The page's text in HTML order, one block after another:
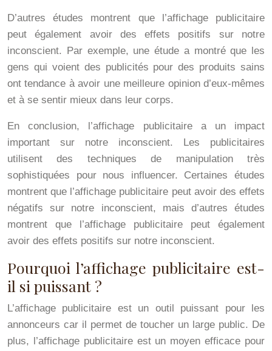
D’autres études montrent que l’affichage publicitaire
peut également avoir des effets positifs sur notre
inconscient. Par exemple, une étude a montré que les
gens qui voient des publicités pour des produits sains
ont tendance à avoir une meilleure opinion d’eux-mêmes
et à se sentir mieux dans leur corps.
En conclusion, l’affichage publicitaire a un impact
important sur notre inconscient. Les publicitaires
utilisent des techniques de manipulation très
sophistiquées pour nous influencer. Certaines études
montrent que l’affichage publicitaire peut avoir des effets
négatifs sur notre inconscient, mais d’autres études
montrent que l’affichage publicitaire peut également
avoir des effets positifs sur notre inconscient.
Pourquoi l’affichage publicitaire est-
il si puissant ?
L’affichage publicitaire est un outil puissant pour les
annonceurs car il permet de toucher un large public. De
plus, l’affichage publicitaire est un moyen efficace pour